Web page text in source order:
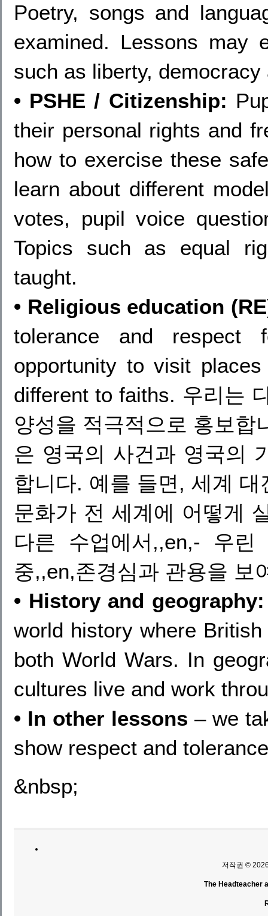
Poetry, songs and
examined. Lessons may
such as liberty,
• PSHE / Citizenship:
their personal rights and
how to exercise these
learn about different
votes, pupil voice
Topics such as equal
taught.
• Religious education
tolerance and respect
opportunity to visit
different to faiths. 우리는
양성을 적극적으로 홍보합
은 영국의 사건과 영국의
합니다. 예를 들면, 세계
문화가 전 세계에 어떻게
다른 수업에서,,en,- 우
중,,en,존경심과 관용을 보
• History and geography:
world history where
both World Wars. In
cultures live and work
• In other lessons – we
show respect and
&nbsp;
저작권 ©
The Headteacher